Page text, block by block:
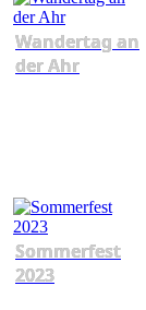
Wandertag an
der Ahr
Sommerfest
2023